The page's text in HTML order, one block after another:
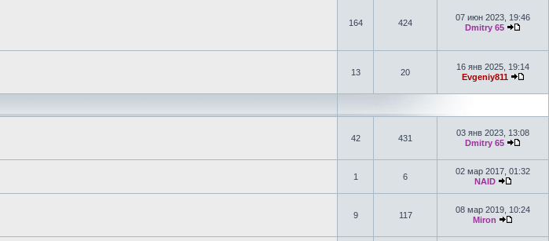
164 424
07 июн 2023, 19:46
Dmitry 65
13 20
16 янв 2025, 19:14
Evgeniy811
42 431
03 янв 2023, 13:08
Dmitry 65
1 6
02 мар 2017, 01:32
NAID
9 117
08 мар 2019, 10:24
Miron